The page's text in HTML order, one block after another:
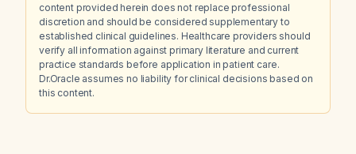
content provided herein does not replace professional
discretion and should be considered supplementary to
established clinical guidelines. Healthcare providers should
verify all information against primary literature and current
practice standards before application in patient care.
Dr.Oracle assumes no liability for clinical decisions based on
this content.